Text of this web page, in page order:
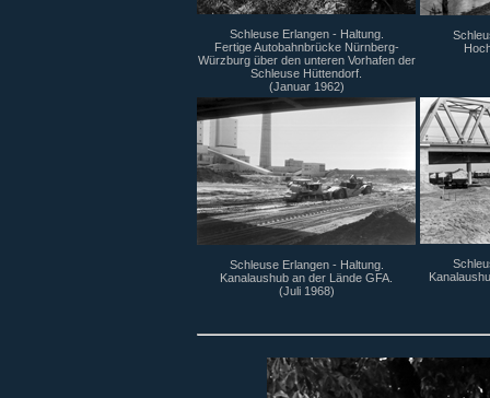
Schleuse Erlangen - Haltung.
Fertige Autobahnbrücke Nürnberg-
Würzburg über den unteren Vorhafen der
Schleuse Hüttendorf.
(Januar 1962)
Schleuse Erlangen - Haltung.
Kanalaushub an der Lände GFA.
(Juli 1968)